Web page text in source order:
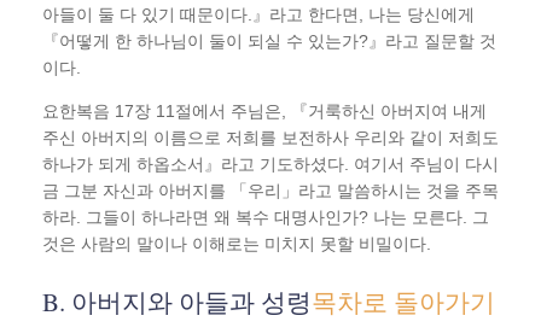
아들이 둘 다 있기 때문이다.』라고 한다면, 나는 당신에게
『어떻게 한 하나님이 둘이 되실 수 있는가?』라고 질문할 것
이다.
요한복음 17장 11절에서 주님은, 『거룩하신 아버지여 내게
주신 아버지의 이름으로 저희를 보전하사 우리와 같이 저희도
하나가 되게 하옵소서』라고 기도하셨다. 여기서 주님이 다시
금 그분 자신과 아버지를 「우리」라고 말씀하시는 것을 주목
하라. 그들이 하나라면 왜 복수 대명사인가? 나는 모른다. 그
것은 사람의 말이나 이해로는 미치지 못할 비밀이다.
B. 아버지와 아들과 성령목차로 돌아가기